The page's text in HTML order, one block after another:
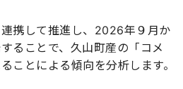
携して推進し、2026年９月か
ることで、久山町産の「コメ
ことによる傾向を分析します。